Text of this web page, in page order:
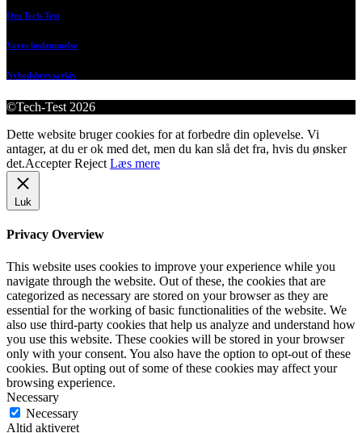
Om Tech-Test
Vores bedømmelse
Nyhedsbrevsarkiv
©Tech-Test 2026
Dette website bruger cookies for at forbedre din oplevelse. Vi
antager, at du er ok med det, men du kan slå det fra, hvis du ønsker
det.Accepter Reject Læs mere
Luk
Privacy Overview
This website uses cookies to improve your experience while you
navigate through the website. Out of these, the cookies that are
categorized as necessary are stored on your browser as they are
essential for the working of basic functionalities of the website. We
also use third-party cookies that help us analyze and understand how
you use this website. These cookies will be stored in your browser
only with your consent. You also have the option to opt-out of these
cookies. But opting out of some of these cookies may affect your
browsing experience.
Necessary
Necessary
Altid aktiveret